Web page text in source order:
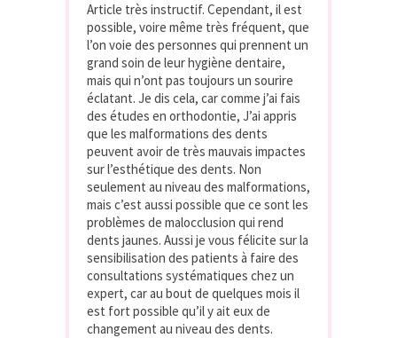
Article très instructif. Cependant, il est
possible, voire même très fréquent, que
l’on voie des personnes qui prennent un
grand soin de leur hygiène dentaire,
mais qui n’ont pas toujours un sourire
éclatant. Je dis cela, car comme j’ai fais
des études en orthodontie, J’ai appris
que les malformations des dents
peuvent avoir de très mauvais impactes
sur l’esthétique des dents. Non
seulement au niveau des malformations,
mais c’est aussi possible que ce sont les
problèmes de malocclusion qui rend
dents jaunes. Aussi je vous félicite sur la
sensibilisation des patients à faire des
consultations systématiques chez un
expert, car au bout de quelques mois il
est fort possible qu’il y ait eux de
changement au niveau des dents.